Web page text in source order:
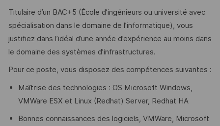
Titulaire d’un BAC+5 (École d’ingénieurs ou université avec
spécialisation dans le domaine de l’informatique), vous
justifiez dans l’idéal d’une année d’expérience au moins dans
le domaine des systèmes d’infrastructures.
Pour ce poste, vous disposez des compétences suivantes :
Maîtrise des technologies : OS Microsoft Windows,
VMWare ESX et Linux (Redhat) Server, Redhat HA
Bonnes connaissances des logiciels, VMWare, Microsoft